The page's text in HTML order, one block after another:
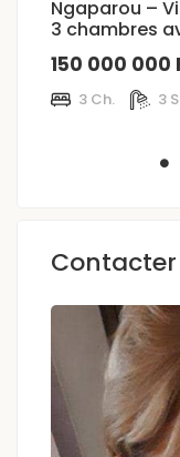
Ngaparou –
3 chambres
150 000 000
3 Ch. 3